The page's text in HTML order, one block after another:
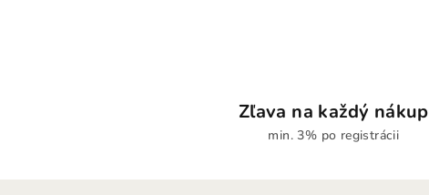
Zľava na každý nákup
min. 3% po registrácii